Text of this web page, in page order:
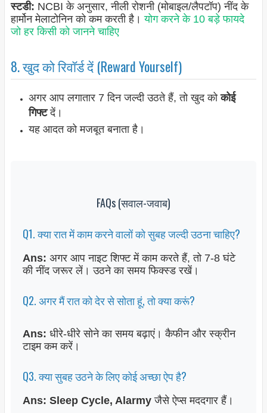
स्टडी: NCBI के अनुसार, नीली रोशनी (मोबाइल/लैपटॉप) नींद के
हार्मोन मेलाटोनिन को कम करती है।योग करने के 10 बड़े फायदे
जो हर किसी को जानने चाहिए
8. खुद को रिवॉर्ड दें (Reward Yourself)
अगर आप लगातार 7 दिन जल्दी उठते हैं, तो खुद कोकोई
गिफ्टदें।
यह आदत को मजबूत बनाता है।
FAQs (सवाल-जवाब)
Q1. क्या रात में काम करने वालों को सुबह जल्दी उठना चाहिए?
Ans: अगर आप नाइट शिफ्ट में काम करते हैं, तो 7-8 घंटे
की नींद जरूर लें। उठने का समय फिक्स्ड रखें।
Q2. अगर मैं रात को देर से सोता हूं, तो क्या करूं?
Ans: धीरे-धीरे सोने का समय बढ़ाएं। कैफीन और स्क्रीन
टाइम कम करें।
Q3. क्या सुबह उठने के लिए कोई अच्छा ऐप है?
Ans: Sleep Cycle, Alarmyजैसे ऐप्स मददगार हैं।